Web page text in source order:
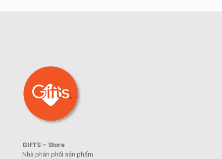
GIFTS – Store
Nhà phân phối sản phẩm